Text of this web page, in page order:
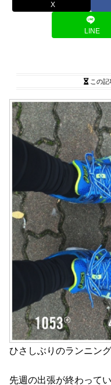
X
LINE
この記
ひさしぶりのランニング
先週の出張が終わって